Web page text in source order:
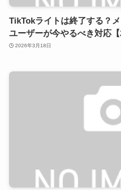
TikTokライトは終了する？
ユーザーが今やるべき対応【
2026年3月18日